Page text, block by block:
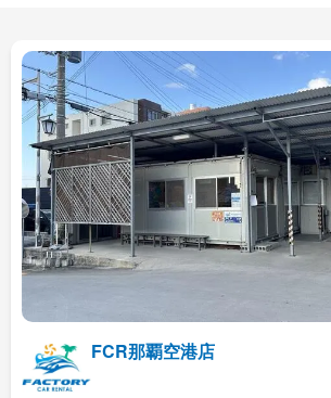
FCR那覇空港店